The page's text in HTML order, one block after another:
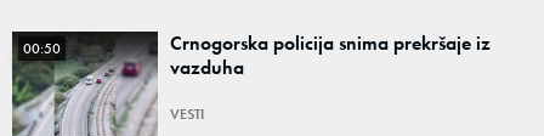
00:50
Crnogorska policija snima prekršaje iz
vazduha
VESTI